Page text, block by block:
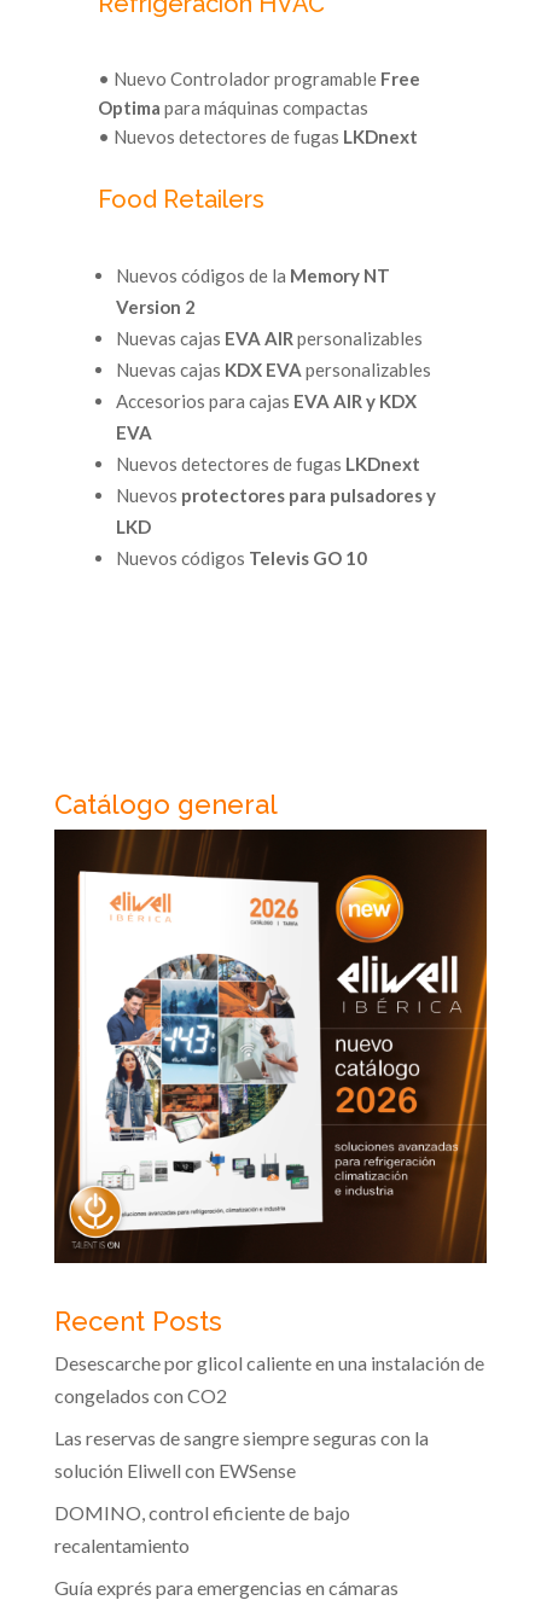
• Nuevo Controlador programable Free
Optima para máquinas compactas
• Nuevos detectores de fugas LKDnext
Food Retailers
Nuevos códigos de la Memory NT
Version 2
Nuevas cajas EVA AIR personalizables
Nuevas cajas KDX EVA personalizables
Accesorios para cajas EVA AIR y KDX
EVA
Nuevos detectores de fugas LKDnext
Nuevos protectores para pulsadores y
LKD
Nuevos códigos Televis GO 10
Catálogo general
Recent Posts
Desescarche por glicol caliente en una instalación de
congelados con CO2
Las reservas de sangre siempre seguras con la
solución Eliwell con EWSense
DOMINO, control eficiente de bajo
recalentamiento
Guía exprés para emergencias en cámaras